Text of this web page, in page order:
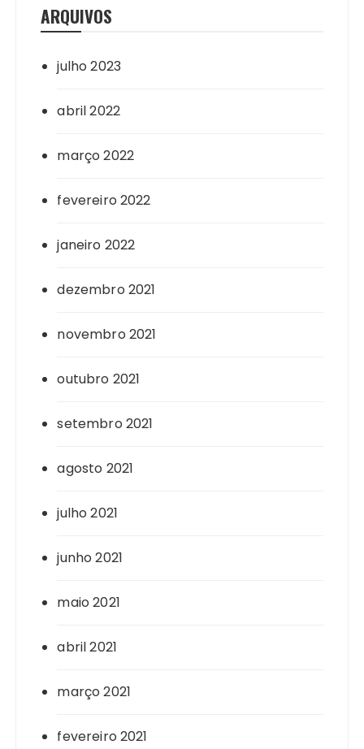
ARQUIVOS
julho 2023
abril 2022
março 2022
fevereiro 2022
janeiro 2022
dezembro 2021
novembro 2021
outubro 2021
setembro 2021
agosto 2021
julho 2021
junho 2021
maio 2021
abril 2021
março 2021
fevereiro 2021